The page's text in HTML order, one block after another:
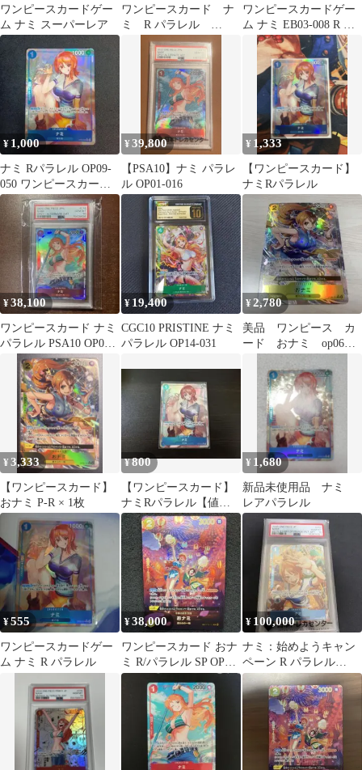
ワンピースカードゲー
ム ナミ スーパーレア
ワンピースカード ナ
ミ R パラレル
PRB02
ワンピースカードゲー
ム ナミ EB03-008 R パ
ラレル マッチングバ
¥ 1,000
ナミ Rパラレル OP09-
050 ワンピースカード
ゲーム
¥39,800
【PSA10】ナミ パラレ
ル OP01-016
¥ 1,333
【ワンピースカード】
ナミRパラレル
¥38,100
ワンピースカード ナミ
パラレル PSA10 OP01-
016 ロマンスドーン
¥ 19,400
CGC10 PRISTINE ナミ
パラレル OP14-031
¥2,780
美品 ワンピース カ
ード おナミ op06
¥3,333
【ワンピースカード】
おナミ P-R × 1枚
¥800
【ワンピースカード】
ナミRパラレル【値下
げok】
¥ 1,680
新品未使用品 ナミ
レアパラレル
¥555
ワンピースカードゲー
ム ナミ R パラレル
¥38,000
ワンピースカード おナ
ミ R/パラレル SP OP06-
101 美品
¥ 100,000
ナミ：始めようキャン
ペーン R パラレル
OP09-050